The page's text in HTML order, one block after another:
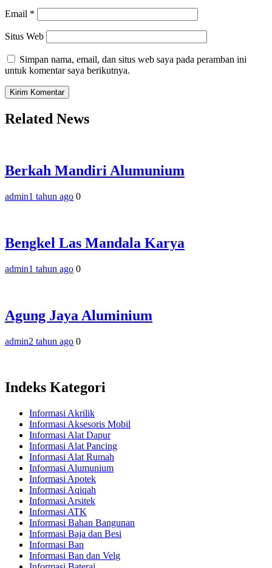
Email *
Situs Web
Simpan nama, email, dan situs web saya pada peramban ini
untuk komentar saya berikutnya.
Related News
Berkah Mandiri Alumunium
admin1 tahun ago 0
Bengkel Las Mandala Karya
admin1 tahun ago 0
Agung Jaya Aluminium
admin2 tahun ago 0
Indeks Kategori
Informasi Akrilik
Informasi Aksesoris Mobil
Informasi Alat Dapur
Informasi Alat Pancing
Informasi Alat Rumah
Informasi Alumunium
Informasi Apotek
Informasi Aqiqah
Informasi Arsitek
Informasi ATK
Informasi Bahan Bangunan
Informasi Baja dan Besi
Informasi Ban
Informasi Ban dan Velg